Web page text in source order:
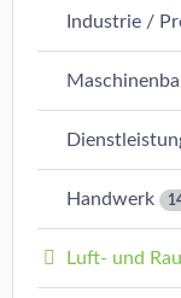
Industrie /
Handwerk
Luft- und